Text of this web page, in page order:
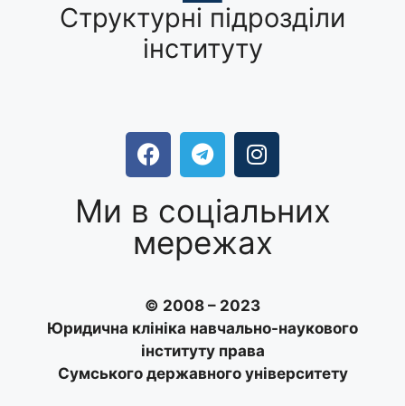
Структурні підрозділи
інституту
Ми в соціальних
мережах
© 2008 – 2023
Юридична клініка навчально-наукового
інституту права
Сумського державного університету